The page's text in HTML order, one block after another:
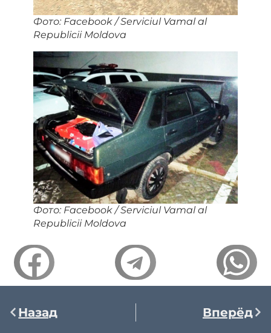
Фото: Facebook / Serviciul Vamal al
Republicii Moldova
Фото: Facebook / Serviciul Vamal al
Republicii Moldova
Назад Вперёд